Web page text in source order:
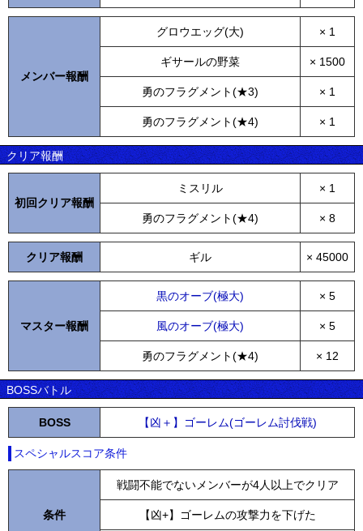
メンバー報酬
グロウエッグ(大) × 1
ギサールの野菜 × 1500
勇のフラグメント(★3) × 1
勇のフラグメント(★4) × 1
クリア報酬
初回クリア報酬
ミスリル × 1
勇のフラグメント(★4) × 8
クリア報酬 ギル × 45000
マスター報酬
黒のオーブ(極大) × 5
風のオーブ(極大) × 5
勇のフラグメント(★4) × 12
BOSSバトル
BOSS 【凶＋】ゴーレム(ゴーレム討伐戦)
スペシャルスコア条件
条件
戦闘不能でないメンバーが4人以上でクリア
【凶+】ゴーレムの攻撃力を下げた